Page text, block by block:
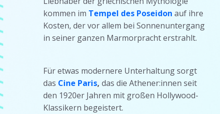
kommen im Tempel des Poseidon auf ihre
Kosten, der vor allem bei Sonnenuntergang
in seiner ganzen Marmorpracht erstrahlt.
Für etwas modernere Unterhaltung sorgt
das Cine Paris, das die Athener:innen seit
den 1920er Jahren mit großen Hollywood-
Klassikern begeistert.